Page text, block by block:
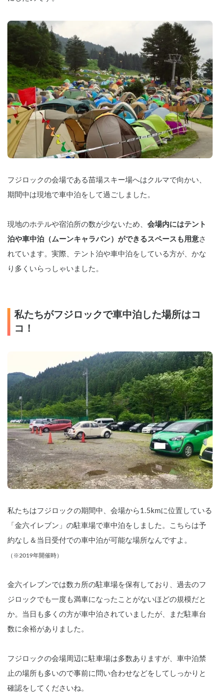
フジロックの会場である苗場スキー場へはクルマで向かい、
期間中は現地で車中泊をして過ごしました。
現地のホテルや宿泊所の数が少ないため、 会場内にはテント
泊や車中泊（ムーンキャラバン）ができるスペースも用意さ
れています。実際、テント泊や車中泊をしている方が、かな
り多くいらっしゃいました。
私たちがフジロックで車中泊した場所はコ
コ！
私たちはフジロックの期間中、会場から1.5kmに位置している
「金六イレブン」の駐車場で車中泊をしました。こちらは予
約なし＆当日受付での車中泊が可能な場所なんですよ。
（※2019年開催時）
金六イレブンでは数カ所の駐車場を保有しており、過去のフ
ジロックでも一度も満車になったことがないほどの規模だと
か。当日も多くの方が車中泊されていましたが、まだ駐車台
数に余裕がありました。
フジロックの会場周辺に駐車場は多数ありますが、車中泊禁
止の場所も多いので事前に問い合わせなどをしてしっかりと
確認をしてくださいね。